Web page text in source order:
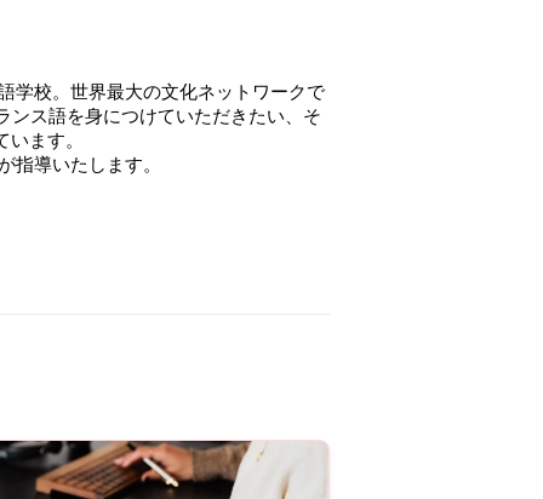
ンス語を身につけていただきたい、そ
ます。
指導いたします。